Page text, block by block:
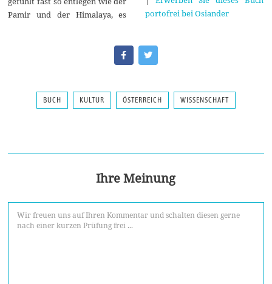
Pamir und der Himalaya, es
portofrei bei Osiander
BUCH KULTUR ÖSTERREICH WISSENSCHAFT
Ihre Meinung